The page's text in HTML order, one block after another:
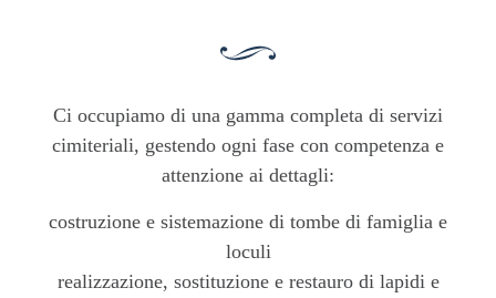
Ci occupiamo di una gamma completa di servizi
cimiteriali, gestendo ogni fase con competenza e
attenzione ai dettagli:
costruzione e sistemazione di tombe di famiglia e
loculi
realizzazione, sostituzione e restauro di lapidi e